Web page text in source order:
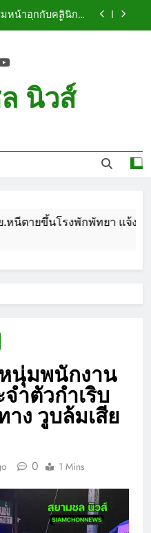
มหน้าอกกับคลินิกชื่อ
ทิ้งริมทางรถไฟ รวบ
รียมบินกลับประเทศ
ระชุม–ห้องผู้บริหาร
ายขึ้นโรงพักพัทยา
ลงเชื่อรีวิวราคาถูก
ยวัย 17 เข้าคอนโด
งพัทยา ผ่านงบ 5.7
นิวส์
ตายขึ้นโรงพักพัทยา แจ้งตำร
นุ่มพนักงาน
ำตัวกำเริบ
ง วูบล้มเสีย
0 1 Mins